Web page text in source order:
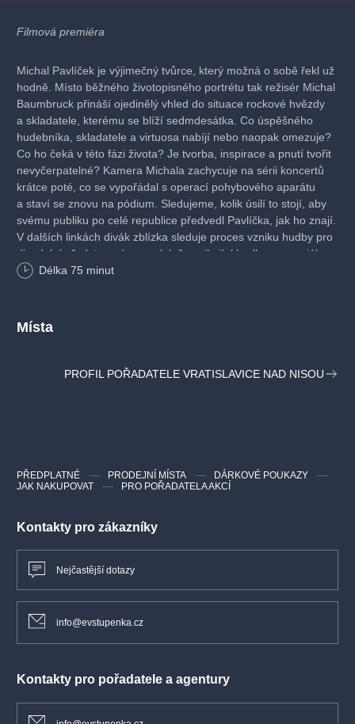
Filmová premiéra
Michal Pavlíček je výjimečný tvůrce, který možná o sobě řekl už
hodně. Místo běžného životopisného portrétu tak režisér Michal
Baumbruck přináší ojedinělý vhled do situace rockové hvězdy
a skladatele, kterému se blíží sedmdesátka. Co úspěšného
hudebníka, skladatele a virtuosa nabíjí nebo naopak omezuje?
Co ho čeká v této fázi života? Je tvorba, inspirace a pnutí tvořit
nevyčerpatelné? Kamera Michala zachycuje na sérii koncertů
krátce poté, co se vypořádal s operací pohybového aparátu
a staví se znovu na pódium. Sledujeme, kolik úsilí to stojí, aby
svému publiku po celé republice předvedl Pavlíčka, jak ho znají.
V dalších linkách divák zblízka sleduje proces vzniku hudby pro
divadelní představení a paralelně vznikající hudbu pro seriál
České televizeOktopus
Scénář: Michael Baumbruck
Délka 75 minut
Místa
PROFIL POŘADATELE VRATISLAVICE NAD NISOU
Kontakty pro zákazníky
Nejčastější dotazy
info@evstupenka.cz
Kontakty pro pořadatele a agentury
PŘEDPLATNÉ PRODEJNÍ MÍSTA
DÁRKOVÉ POUKAZY
JAK NAKUPOVAT
PRO POŘADATELA AKCÍ